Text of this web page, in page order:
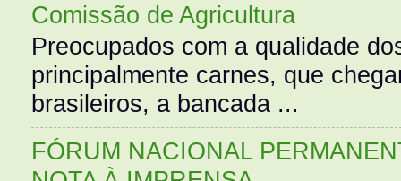
Comissão de Agricultura
Preocupados com a qualidade
principalmente carnes, que
brasileiros, a bancada ...
FÓRUM NACIONAL